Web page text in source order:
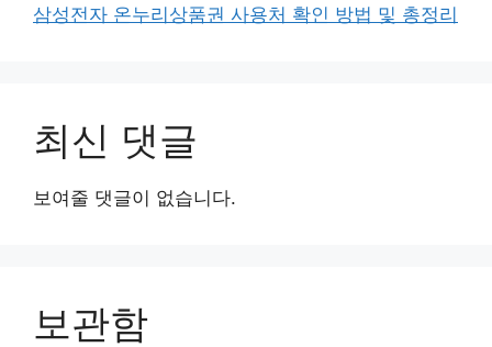
삼성전자 온누리상품권 사용처 확인 방법 및 총정리
최신 댓글
보여줄 댓글이 없습니다.
보관함